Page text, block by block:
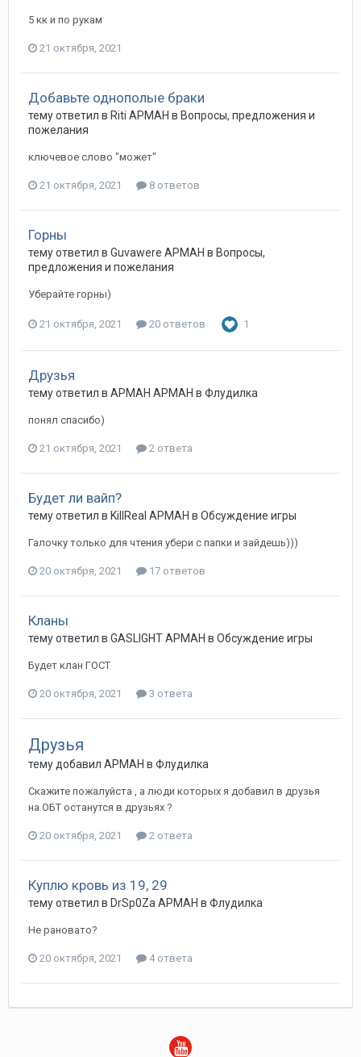
5 кк и по рукам
21 октября, 2021
Добавьте однополые браки
тему ответил в Riti АРМАН в Вопросы, предложения и
пожелания
ключевое слово "может"
21 октября, 2021 8 ответов
Горны
тему ответил в Guvawere АРМАН в Вопросы,
предложения и пожелания
Уберайте горны)
21 октября, 2021 20 ответов 1
Друзья
тему ответил в АРМАН АРМАН в Флудилка
понял спасибо)
21 октября, 2021 2 ответа
Будет ли вайп?
тему ответил в KillReal АРМАН в Обсуждение игры
Галочку только для чтения убери с папки и зайдешь)))
20 октября, 2021 17 ответов
Кланы
тему ответил в GASLIGHTАРМАН в Обсуждение игры
Будет клан ГОСТ
20 октября, 2021 3 ответа
Друзья
тему добавил АРМАН в Флудилка
Скажите пожалуйста , а люди которых я добавил в друзья
на ОБТ останутся в друзьях ?
20 октября, 2021 2 ответа
Куплю кровь из 19, 29
тему ответил в DrSp0Za АРМАН в Флудилка
Не рановато?
20 октября, 2021 4 ответа